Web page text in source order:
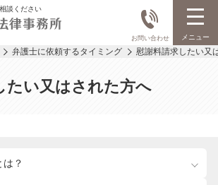
談ください
お問い合わせ メニュー
弁護士に依頼するタイミング 慰謝料請求したい又
たい又はされた方へ
？